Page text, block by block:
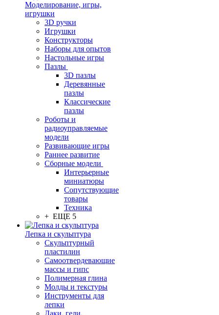
Моделирование, игры,
игрушки
3D ручки
Игрушки
Конструкторы
Наборы для опытов
Настольные игры
Пазлы
3D пазлы
Деревянные
пазлы
Классические
пазлы
Роботы и
радиоуправляемые
модели
Развивающие игры
Раннее развитие
Сборные модели
Интерьерные
миниатюры
Сопутствующие
товары
Техника
+ ЕЩЕ 5
Лепка и скульптура
Скульптурный
пластилин
Самоотвердевающие
массы и гипс
Полимерная глина
Молды и текстуры
Инструменты для
лепки
Лаки, гели,